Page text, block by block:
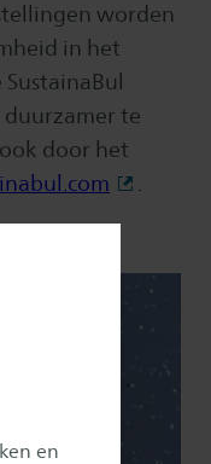
en
worden
in het
te
door het